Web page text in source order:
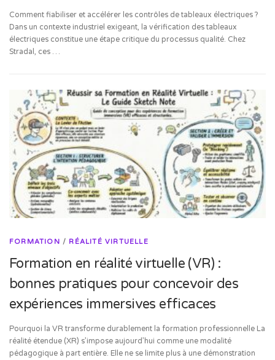
Comment fiabiliser et accélérer les contrôles de tableaux électriques ?
Dans un contexte industriel exigeant, la vérification des tableaux
électriques constitue une étape critique du processus qualité. Chez
Stradal, ces …
FORMATION / RÉALITÉ VIRTUELLE
Formation en réalité virtuelle (VR) :
bonnes pratiques pour concevoir des
expériences immersives efficaces
Pourquoi la VR transforme durablement la formation professionnelle La
réalité étendue (XR) s’impose aujourd’hui comme une modalité
pédagogique à part entière. Elle ne se limite plus à une démonstration